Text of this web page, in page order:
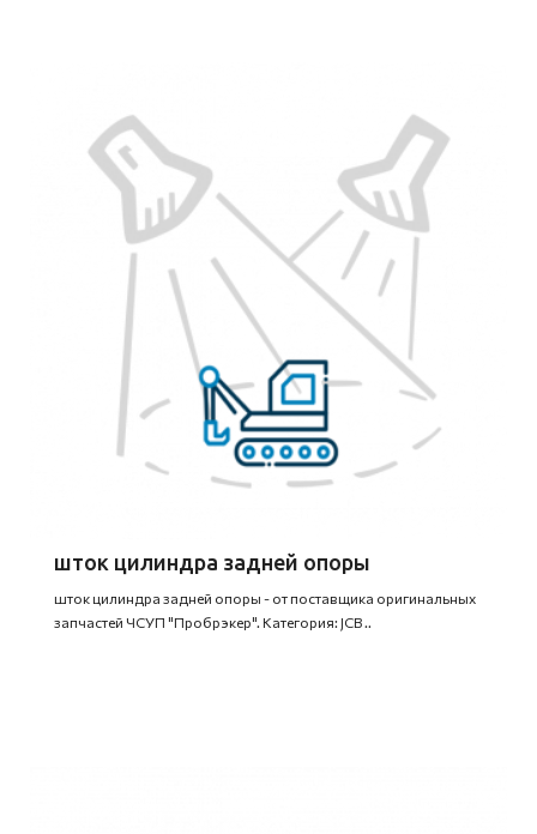
шток цилиндра задней опоры
шток цилиндра задней опоры - от поставщика оригинальных
запчастей ЧСУП "Пробрэкер". Категория: JCB ..